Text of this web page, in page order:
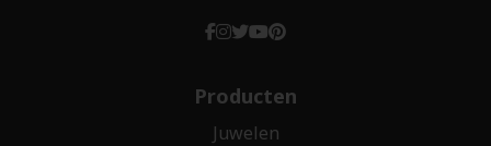
Producten
Juwelen